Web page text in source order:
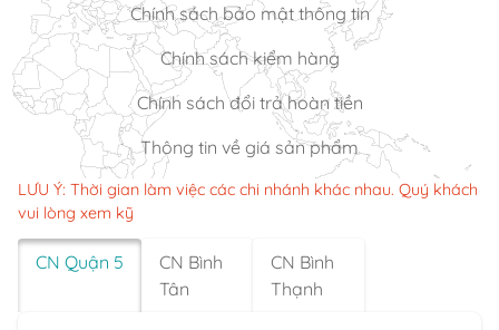
Chính sách bảo mật thông tin
Chính sách kiểm hàng
Chính sách đổi trả hoàn tiền
Thông tin về giá sản phẩm
LƯU Ý: Thời gian làm việc các chi nhánh khác nhau. Quý khách
vui lòng xem kỹ
CN Quận 5
CN Bình
Tân
CN Bình
Thạnh